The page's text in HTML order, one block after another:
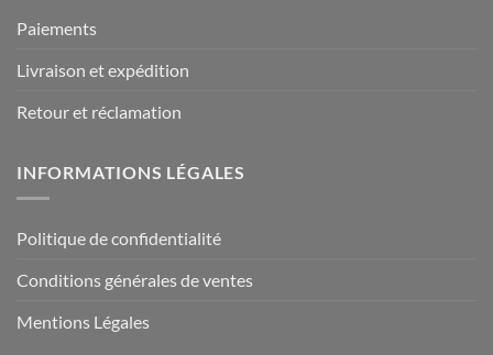
Paiements
Livraison et expédition
Retour et réclamation
INFORMATIONS LÉGALES
Politique de confidentialité
Conditions générales de ventes
Mentions Légales